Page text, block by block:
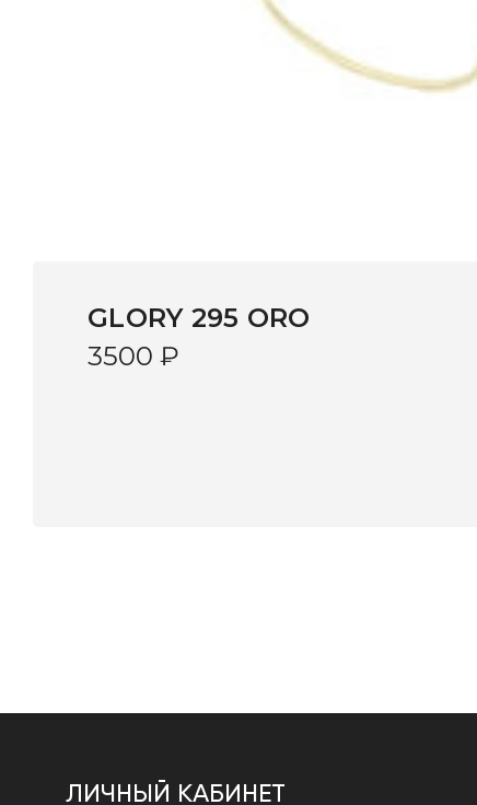
GLORY 295 ORO
3500 ₽
ЛИЧНЫЙ КАБИНЕТ